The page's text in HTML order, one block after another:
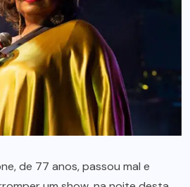
de 77 anos, passou mal e